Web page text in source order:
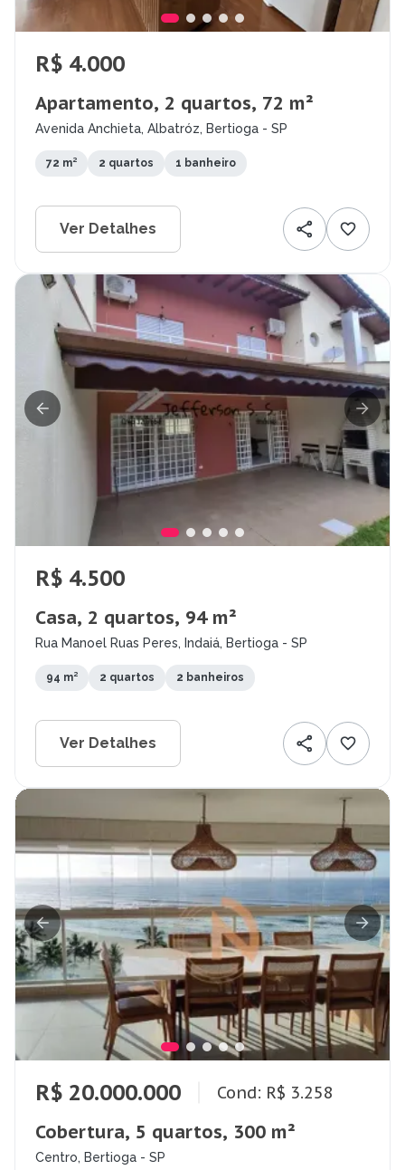
R$ 4.000
Apartamento, 2 quartos, 72 m²
Avenida Anchieta, Albatróz, Bertioga - SP
72 m² 2 quartos 1 banheiro
Ver Detalhes
R$ 4.500
Casa, 2 quartos, 94 m²
Rua Manoel Ruas Peres, Indaiá, Bertioga - SP
94 m² 2 quartos 2 banheiros
Ver Detalhes
R$ 20.000.000 Cond: R$ 3.258
Cobertura, 5 quartos, 300 m²
Centro, Bertioga - SP